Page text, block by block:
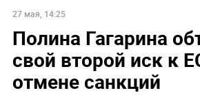
27 мая, 14:25
Полина Гагарина
свой второй иск к
отмене санкций